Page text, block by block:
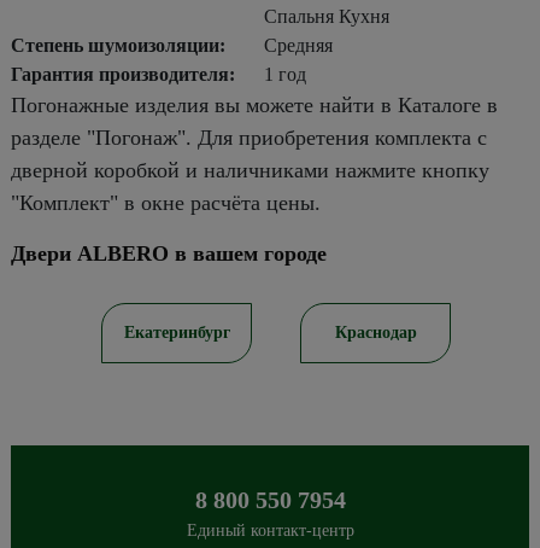
Спальня Кухня
Степень шумоизоляции:
Средняя
Гарантия производителя:
1 год
Погонажные изделия вы можете найти в Каталоге в
разделе "Погонаж". Для приобретения комплекта с
дверной коробкой и наличниками нажмите кнопку
"Комплект" в окне расчёта цены.
Двери ALBERO в вашем городе
Екатеринбург Краснодар
8 800 550 7954
Единый контакт-центр